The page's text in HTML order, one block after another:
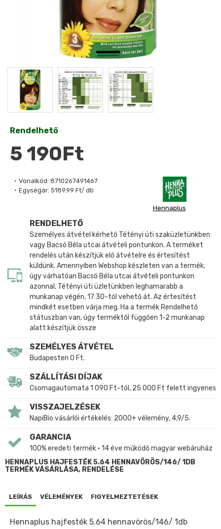
Vonalkód: 8710267491467
Egységár: 5189.99 Ft/ db
Hennaplus
Rendelhető
5 190Ft
RENDELHETŐ
Személyes átvétel kérhető Tétényi úti szaküzletünkben
vagy Bacsó Béla utcai átvételi pontunkon. A terméket
rendelés után készítjük elő átvételre és értesítést
küldünk. Amennyiben Webshop készleten van a termék,
úgy várhatóan Bacsó Béla utcai átvételi pontunkon
azonnal, Tétényi úti üzletünkben leghamarabb a
munkanap végén, 17:30-tól vehető át. Az értesítést
mindkét esetben várja meg. Ha a termék Rendelhető
státuszban van, úgy terméktől függően 1-2 munkanap
alatt készítjük össze
SZEMÉLYES ÁTVÉTEL
Budapesten 0 Ft.
SZÁLLÍTÁSI DÍJAK
Csomagautomata 1 090 Ft-tól, 25 000 Ft felett ingyenes
VISSZAJELZÉSEK
NapiBio vásárlói értékelés: 2000+ vélemény, 4,9/5.
GARANCIA
100% eredeti termék • 14 éve működő magyar webáruház
HENNAPLUS HAJFESTÉK 5.64 HENNAVÖRÖS/146/ 1DB
TERMÉK VÁSÁRLÁSA, RENDELÉSE
LEÍRÁS VÉLEMÉNYEK FIGYELMEZTETÉSEK
Hennaplus hajfesték 5.64 hennavörös/146/ 1db